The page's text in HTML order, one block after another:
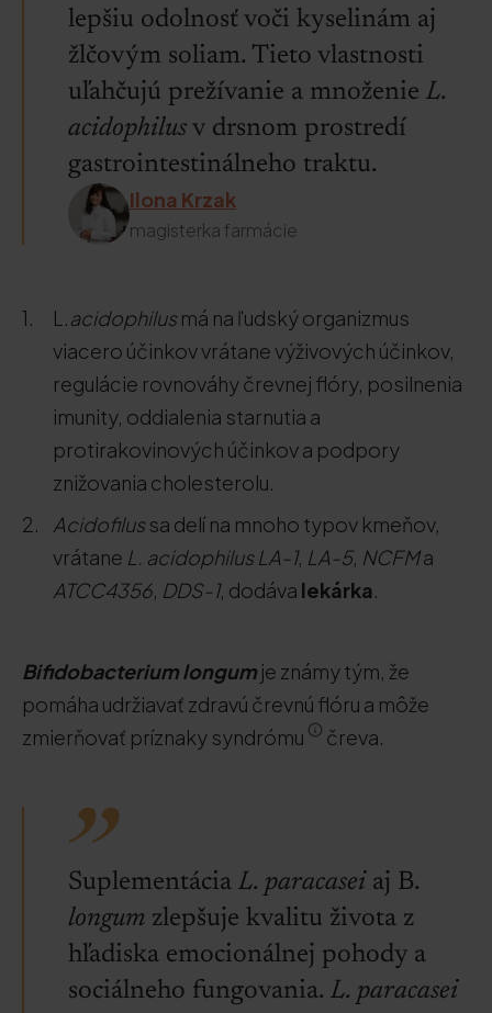
lepšiu odolnosť voči kyselinám aj
žlčovým soliam. Tieto vlastnosti
uľahčujú prežívanie a množenie L.
acidophilus v drsnom prostredí
gastrointestinálneho traktu.
Ilona Krzak
magisterka farmácie
L.acidophilusmá na ľudský organizmus
viacero účinkov vrátane výživových účinkov,
regulácie rovnováhy črevnej flóry, posilnenia
imunity, oddialenia starnutia a
protirakovinových účinkov a podpory
znižovania cholesterolu.
Acidofilussa delí na mnoho typov kmeňov,
vrátane L. acidophilus LA-1, LA-5, NCFMa
ATCC4356, DDS-1, dodáva lekárka.
Bifidobacterium longum je známy tým, že
pomáha udržiavať zdravú črevnú flóru a môže
zmierňovať príznaky syndrómu
čreva.
Suplementácia L. paracasei aj B.
longum zlepšuje kvalitu života z
hľadiska emocionálnej pohody a
sociálneho fungovania. L. paracasei